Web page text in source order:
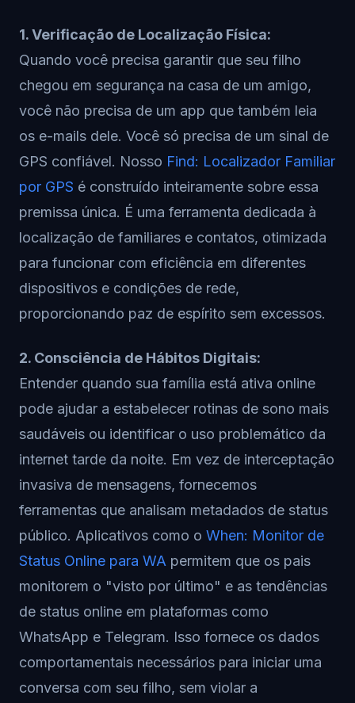
1. Verificação de Localização Física:
Quando você precisa garantir que seu filho
chegou em segurança na casa de um amigo,
você não precisa de um app que também leia
os e-mails dele. Você só precisa de um sinal de
GPS confiável. Nosso Find: Localizador Familiar
por GPS é construído inteiramente sobre essa
premissa única. É uma ferramenta dedicada à
localização de familiares e contatos, otimizada
para funcionar com eficiência em diferentes
dispositivos e condições de rede,
proporcionando paz de espírito sem excessos.
2. Consciência de Hábitos Digitais:
Entender quando sua família está ativa online
pode ajudar a estabelecer rotinas de sono mais
saudáveis ou identificar o uso problemático da
internet tarde da noite. Em vez de interceptação
invasiva de mensagens, fornecemos
ferramentas que analisam metadados de status
público. Aplicativos como o When: Monitor de
Status Online para WA permitem que os pais
monitorem o "visto por último" e as tendências
de status online em plataformas como
WhatsApp e Telegram. Isso fornece os dados
comportamentais necessários para iniciar uma
conversa com seu filho, sem violar a